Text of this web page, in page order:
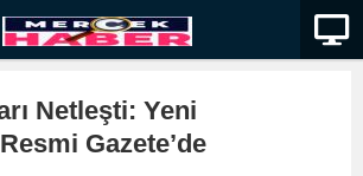
Netleşti: Yeni
Gazete’de